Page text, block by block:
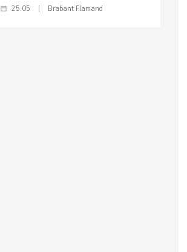
25.05 Brabant Flamand